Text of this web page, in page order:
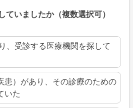
ていましたか（複数選択可）
、受診する医療機関を探して
患）があり、その診療のための
いた